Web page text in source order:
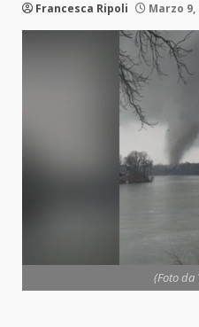
Francesca Ripoli Marzo 9,
(Foto da